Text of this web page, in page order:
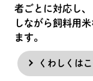
者ごとに対応し
しながら飼料用
ます。
くわしくは